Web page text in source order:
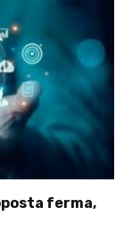
ferma,